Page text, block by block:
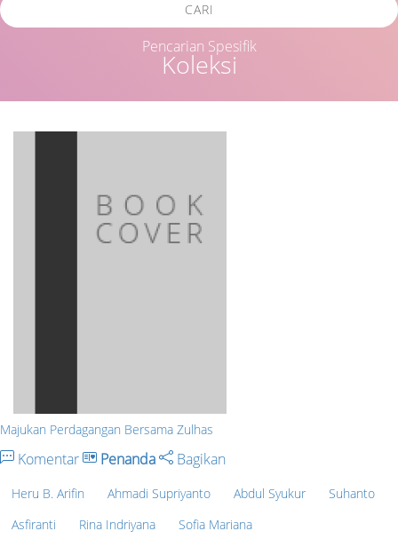
Koleksi
CARI
Pencarian Spesifik
Majukan Perdagangan Bersama Zulhas
Komentar Penanda Bagikan
Heru B. Arifin Ahmadi Supriyanto Abdul Syukur
Suhanto
Asfiranti
Rina Indriyana Sofia Mariana